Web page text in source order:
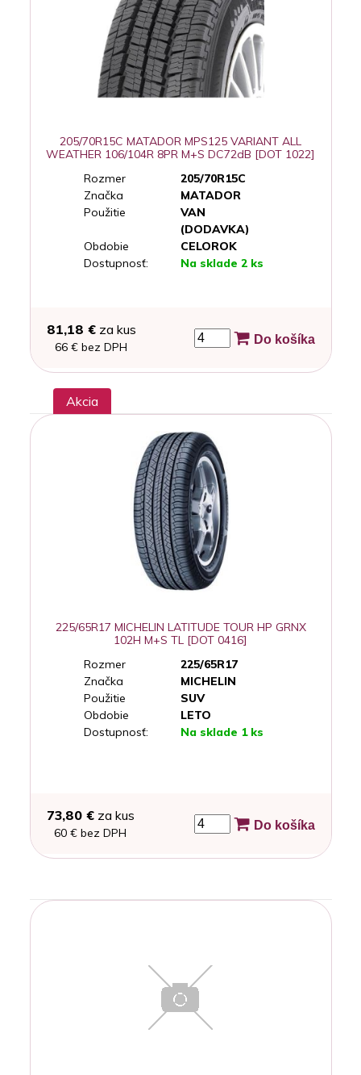
205/70R15C MATADOR MPS125 VARIANT ALL
WEATHER 106/104R 8PR M+S DC72dB [DOT 1022]
Rozmer
205/70R15C
Značka
MATADOR
Použitie
VAN
(DODAVKA)
Obdobie
CELOROK
Dostupnosť:
Na sklade 2 ks
81,18 €za kus
66 € bez DPH
Do košíka
Akcia
225/65R17 MICHELIN LATITUDE TOUR HP GRNX
102H M+S TL [DOT 0416]
Rozmer
225/65R17
Značka
MICHELIN
Použitie
SUV
Obdobie
LETO
Dostupnosť:
Na sklade 1 ks
73,80 €za kus
60 € bez DPH
Do košíka